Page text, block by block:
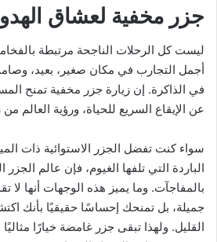
جزر مخفية لعشاق
ليست كل الرحلات الناجحة مرتبطة
أجمل التجارب في مكان صغير، بعيد،
في الذاكرة. إن زيارة جزر مخفية تمنح
عن الإيقاع السريع للحياة، ورؤية العالم
سواء كنت تفضل الجزر الاستوائية ذات
الباردة التي تلفها الغيوم، فإن عالم
بالمفاجآت. وما يميز هذه الوجهات أنها لا
جميلة، بل تمنحك إحساسًا حقيقيًا بأنك
القليل. ولهذا تبقى جزر غامضة خيارًا